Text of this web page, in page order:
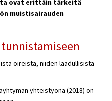
ovat erittäin tärkeitä
muistisairauden
oireista, niiden laadullisista
yhteistyönä (2018) on